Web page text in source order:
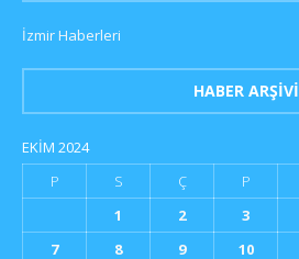
İzmir Haberleri
HABER ARŞIVI
EKIM 2024
P
S Ç P
1
2 3
7
8 9 10